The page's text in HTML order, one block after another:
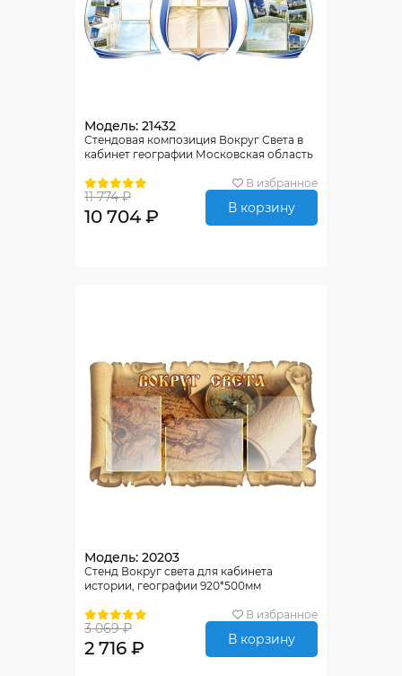
Модель: 21432
Стендовая композиция Вокруг Света в
кабинет географии Московская область
В избранное
11 774 ₽
10 704 ₽ В корзину
Модель: 20203
Стенд Вокруг света для кабинета
истории, географии 920*500мм
В избранное
3 069 ₽
2 716 ₽ В корзину